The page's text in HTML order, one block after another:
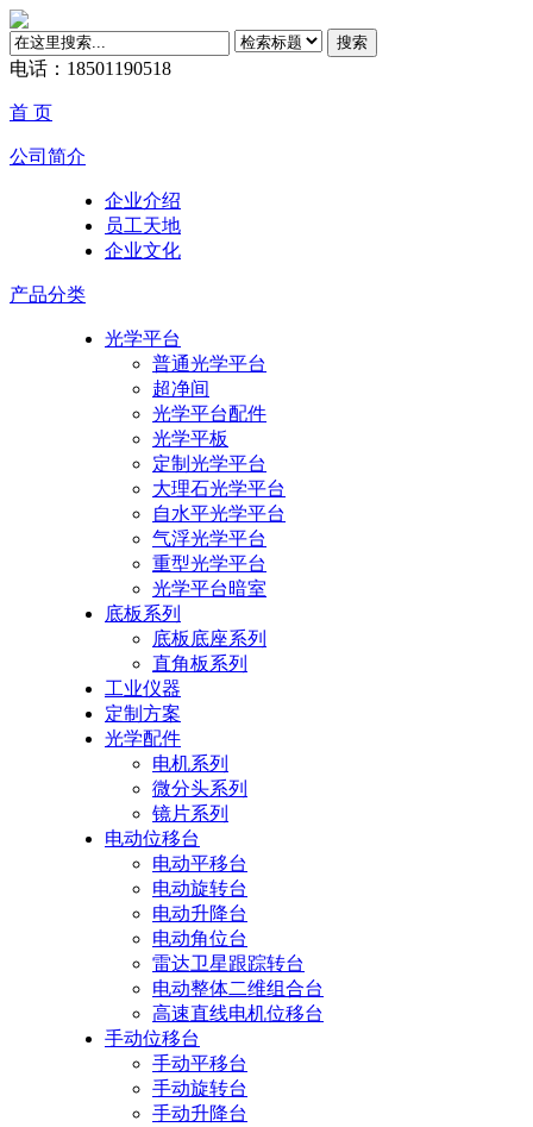
搜索
电话：18501190518
首 页
公司简介
企业介绍
员工天地
企业文化
产品分类
光学平台
普通光学平台
超净间
光学平台配件
光学平板
定制光学平台
大理石光学平台
自水平光学平台
气浮光学平台
重型光学平台
光学平台暗室
底板系列
底板底座系列
直角板系列
工业仪器
定制方案
光学配件
电机系列
微分头系列
镜片系列
电动位移台
电动平移台
电动旋转台
电动升降台
电动角位台
雷达卫星跟踪转台
电动整体二维组合台
高速直线电机位移台
手动位移台
手动平移台
手动旋转台
手动升降台